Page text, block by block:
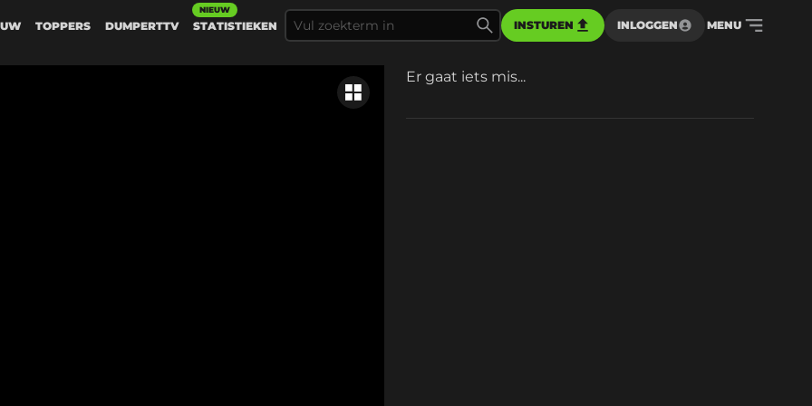
TOPPERS DUMPERTTV STATISTIEKEN
NIEUW
INSTUREN INLOGGEN MENU
Er gaat iets mis...